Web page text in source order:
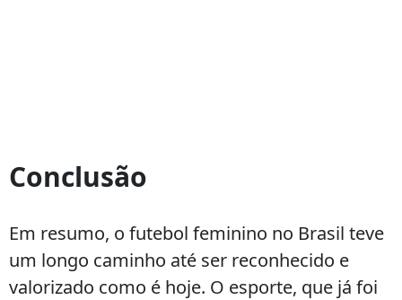
Conclusão
Em resumo, o futebol feminino no Brasil teve
um longo caminho até ser reconhecido e
valorizado como é hoje. O esporte, que já foi